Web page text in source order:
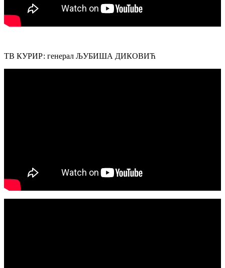
ТВ КУРИР: генерал ЉУБИША ДИКОВИЋ